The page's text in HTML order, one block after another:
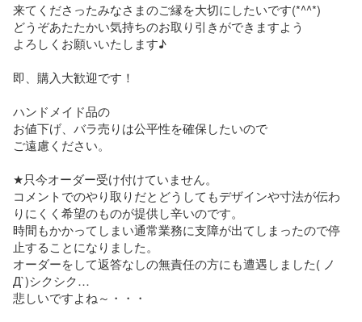
来てくださったみなさまのご縁を大切にしたいです(*^^*)
どうぞあたたかい気持ちのお取り引きができますよう
よろしくお願いいたします♪
即、購入大歓迎です！
ハンドメイド品の
お値下げ、バラ売りは公平性を確保したいので
ご遠慮ください。
★只今オーダー受け付けていません。
コメントでのやり取りだとどうしてもデザインや寸法が伝わ
りにくく希望のものが提供し辛いのです。
時間もかかってしまい通常業務に支障が出てしまったので停
止することになりました。
オーダーをして返答なしの無責任の方にも遭遇しました( ノ
Д`)シクシク…
悲しいですよね～・・・